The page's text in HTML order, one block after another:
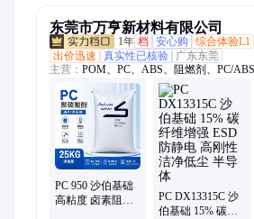
东莞市万亨新材料有限公司
1年 档 安心购 综合体验L1
出价迅速
真实性已核验
广东东莞
主营： POM、PC、ABS、阻燃剂、PC/
塑料、热塑弹性体、通用塑料
PC 950 沙伯基础
高粘度 卤素阻燃
PC DX13315C 沙
伯基础 15% 碳纤